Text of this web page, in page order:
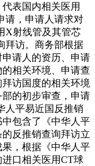
表国内相关医用
请，申请人请求对
X射线管及其管芯
拜访。商务部根据
申请人的资历、申请
相关环境、申请查
访国度的相关环境
的初步审查，申请
人平易近国反推销
包含了《中华人平
反推销查询拜访立
，根据《中华人平
口相关医用CT球